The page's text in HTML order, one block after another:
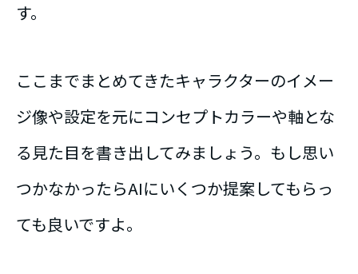
す。
ここまでまとめてきたキャラクターのイメー
ジ像や設定を元にコンセプトカラーや軸とな
る見た目を書き出してみましょう。もし思い
つかなかったらAIにいくつか提案してもらっ
ても良いですよ。